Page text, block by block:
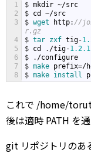
1
2
3
4
5
6
7
8
$ mkdir ~/src
$ cd ~/src
$ wget http: //
r.gz
$ tar zxf tig-
$ cd . /tig-1.2.1
$
. /configure
$ make prefix=/
$ make install
これで /home/
後は適時 PATH を
git リポジトリのあ